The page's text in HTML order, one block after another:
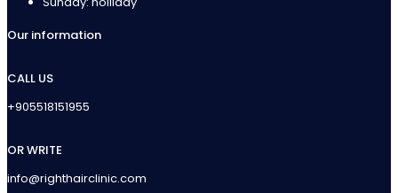
Our information
CALL US
+905518151955
OR WRITE
info@righthairclinic.com